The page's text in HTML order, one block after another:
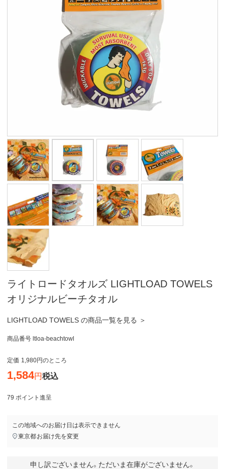
ライトロードタオルズ LIGHTLOAD TOWELS
オリジナルビーチタオル
LIGHTLOAD TOWELS の商品一覧を見る ＞
商品番号 ltloa-beachtowl
定価 1,980 のところ
1,584 税込
79 ポイント進呈
この地域へのお届け日は表示できません
東京都お届け先を変更
申し訳ございません。ただいま在庫がございません。